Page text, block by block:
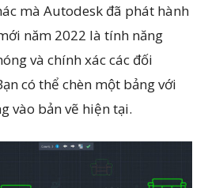
mà Autodesk đã phát hành
năm 2022 là tính năng
và chính xác các đối
có thể chèn một bảng với
vào bản vẽ hiện tại.